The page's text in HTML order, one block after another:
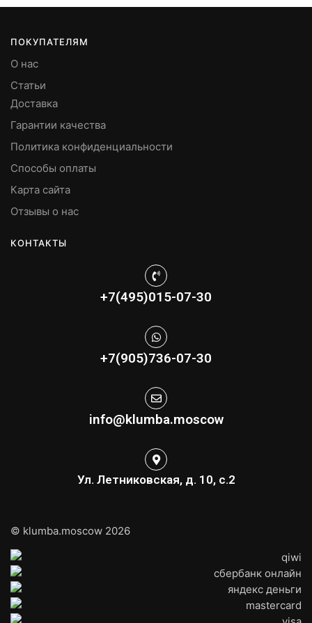
ПОКУПАТЕЛЯМ
О нас
Статьи
Доставка
Гарантии качества
Политика конфиденциальности
Способы оплаты
Карта сайта
Отзывы о нас
КОНТАКТЫ
+7(495)015-07-30
+7(905)736-07-30
info@klumba.moscow
Ул. Летниковская, д. 10, с.2
© klumba.moscow 2026